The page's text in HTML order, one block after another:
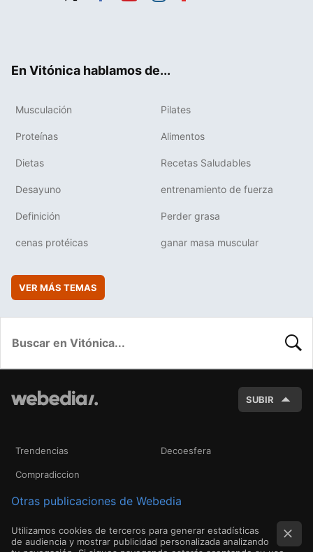
En Vitónica hablamos de...
Musculación Pilates
Proteínas Alimentos
Dietas Recetas Saludables
Desayuno entrenamiento de fuerza
Definición Perder grasa
cenas protéicas ganar masa muscular
VER MÁS TEMAS
SUBIR
Trendencias Decoesfera
Compradiccion
Otras publicaciones de Webedia
Utilizamos cookies de terceros para generar estadísticas
de audiencia y mostrar publicidad personalizada analizando